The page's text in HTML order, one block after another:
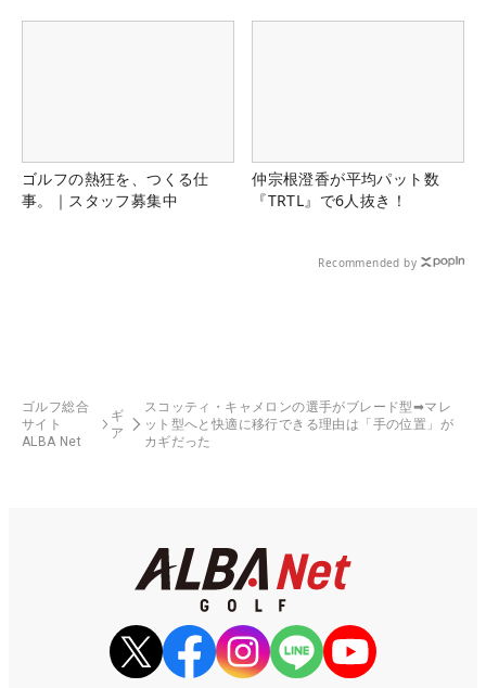
ゴルフの熱狂を、つくる仕
事。｜スタッフ募集中
仲宗根澄香が平均パット数
『TRTL』で6人抜き！
Recommended by
ゴルフ総合
サイト
ALBA Net
ギ
ア
スコッティ・キャメロンの選手がブレード型➡マレ
ット型へと快適に移行できる理由は「手の位置」が
カギだった